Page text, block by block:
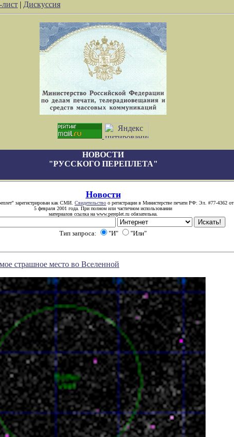
| Дискуссия
НОВОСТИ
"РУССКОГО ПЕРЕПЛЕТА"
Новости
зарегистрирован как СМИ. Свидетельство о регистрации в Министерстве печати РФ: Эл. #77-4362 от
5 февраля 2001 года. При полном или частичном использовании
материалов ссылка на www.pereplet.ru обязательна.
Тип запроса: "И" "Или"
страшное место во Вселенной